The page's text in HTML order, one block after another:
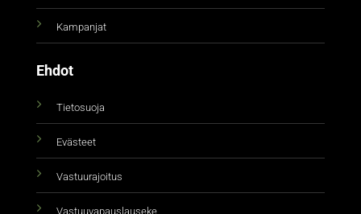
Kampanjat
Ehdot
Tietosuoja
Evästeet
Vastuurajoitus
Vastuuvapauslauseke